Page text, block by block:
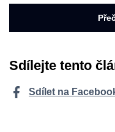
Sdílejte tento
Sdílet na